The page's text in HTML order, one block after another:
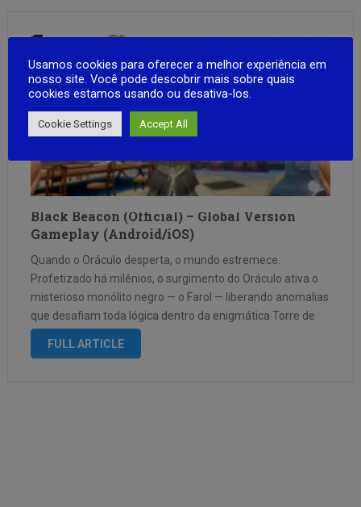
Black Beacon (Official) – Global Version
Gameplay (Android/iOS)
Quando o Oráculo desperta, o mundo estremece.
Profetizado há milênios, o surgimento do Oráculo ativa o
misterioso monólito negro — o Farol — liberando anomalias
que desafiam toda lógica dentro da enigmática Torre de
Babel. Essas anomalias não são lendas. São ecos de
FULL ARTICLE
Usamos cookies para oferecer a melhor experiência em
nosso site. Você pode descobrir mais sobre quais
cookies estamos usando ou desativa-los.
Cookie Settings Accept All